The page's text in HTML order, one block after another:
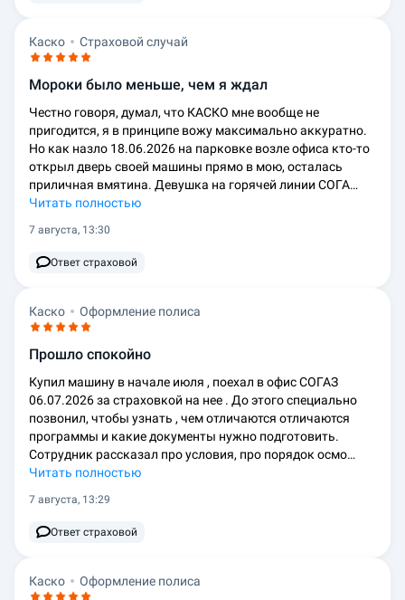
Каско Страховой случай
Мороки было меньше, чем я ждал
Честно говоря, думал, что КАСКО мне вообще не
пригодится, я в принципе вожу максимально аккуратно.
Но как назло 18.06.2026 на парковке возле офиса кто-то
открыл дверь своей машины прямо в мою, осталась
приличная вмятина. Девушка на горячей линии СОГА…
Читать полностью
7 августа, 13:30
Ответ страховой
Каско Оформление полиса
Прошло спокойно
Купил машину в начале июля , поехал в офис СОГАЗ
06.07.2026 за страховкой на нее . До этого специально
позвонил, чтобы узнать , чем отличаются отличаются
программы и какие документы нужно подготовить.
Сотрудник рассказал про условия, про порядок осмо…
Читать полностью
7 августа, 13:29
Ответ страховой
Каско Оформление полиса